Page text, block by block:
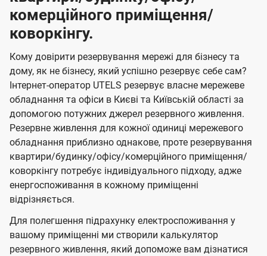
комерційного приміщення/
коворкінгу.
Кому довірити резервування мережі для бізнесу та
дому, як не бізнесу, який успішно резервує себе сам?
Інтернет-оператор UTELS резервує власне мережеве
обладнання та офіси в Києві та Київській області за
допомогою потужних джерел резервного живлення.
Резервне живлення для кожної одиниці мережевого
обладнання приблизно однакове, проте резервування
квартири/будинку/офісу/комерційного приміщення/
коворкінгу потребує індивідуального підходу, адже
енергоспоживання в кожному приміщенні
відрізняється.
Для полегшення підрахунку електроспоживання у
вашому приміщенні ми створили калькулятор
резервного живлення, який допоможе вам дізнатися